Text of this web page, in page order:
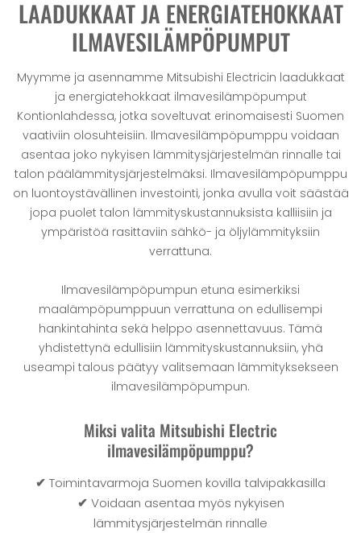
LAADUKKAAT JA ENERGIATEHOKKAAT
ILMAVESILÄMPÖPUMPUT
Myymme ja asennamme Mitsubishi Electricin laadukkaat
ja energiatehokkaat ilmavesilämpöpumput
Kontionlahdessa, jotka soveltuvat erinomaisesti Suomen
vaativiin olosuhteisiin. Ilmavesilämpöpumppu voidaan
asentaa joko nykyisen lämmitysjärjestelmän rinnalle tai
talon päälämmitysjärjestelmäksi. Ilmavesilämpöpumppu
on luontoystävällinen investointi, jonka avulla voit säästää
jopa puolet talon lämmityskustannuksista kalliisiin ja
ympäristöä rasittaviin sähkö- ja öljylämmityksiin
verrattuna.
Ilmavesilämpöpumpun etuna esimerkiksi
maalämpöpumppuun verrattuna on edullisempi
hankintahinta sekä helppo asennettavuus. Tämä
yhdistettynä edullisiin lämmityskustannuksiin, yhä
useampi talous päätyy valitsemaan lämmityksekseen
ilmavesilämpöpumpun.
Miksi valita Mitsubishi Electric
ilmavesilämpöpumppu?
✔ Toimintavarmoja Suomen kovilla talvipakkasilla
✔ Voidaan asentaa myös nykyisen
lämmitysjärjestelmän rinnalle